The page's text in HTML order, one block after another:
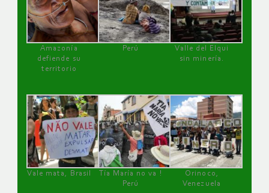
Amazonía
defiende su
territorio
Perú
Valle del Elqui
sin minería.
Vale mata, Brasil
Tía María no va !
Perú
Orinoco,
Venezuela